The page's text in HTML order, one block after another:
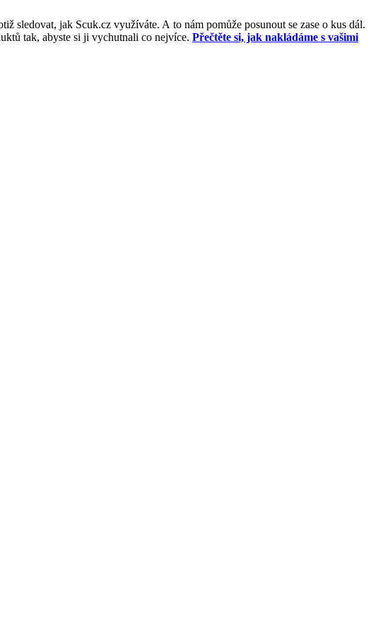
sledovat, jak Scuk.cz využíváte. A to nám pomůže posunout se zase o kus dál.
tak, abyste si ji vychutnali co nejvíce. Přečtěte si, jak nakládáme s vašimi